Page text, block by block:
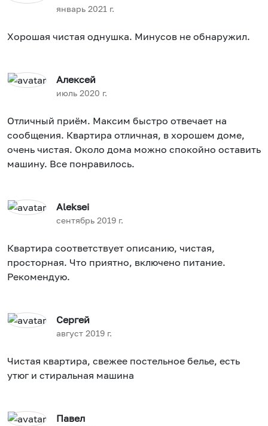
январь 2021 г.
Хорошая чистая однушка. Минусов не обнаружил.
Алексей
июль 2020 г.
Отличный приём. Максим быстро отвечает на
сообщения. Квартира отличная, в хорошем доме,
очень чистая. Около дома можно спокойно оставить
машину. Все понравилось.
Aleksei
сентябрь 2019 г.
Квартира соответствует описанию, чистая,
просторная. Что приятно, включено питание.
Рекомендую.
Сергей
август 2019 г.
Чистая квартира, свежее постельное белье, есть
утюг и стиральная машина
Павел